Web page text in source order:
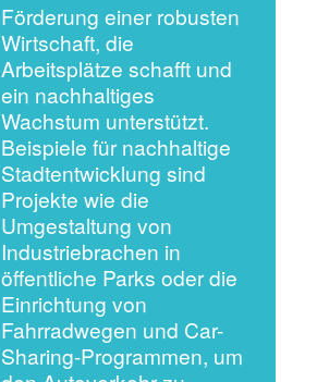
Förderung einer robusten
Wirtschaft, die
Arbeitsplätze schafft und
ein nachhaltiges
Wachstum unterstützt.
Beispiele für nachhaltige
Stadtentwicklung sind
Projekte wie die
Umgestaltung von
Industriebrachen in
öffentliche Parks oder die
Einrichtung von
Fahrradwegen und Car-
Sharing-Programmen, um